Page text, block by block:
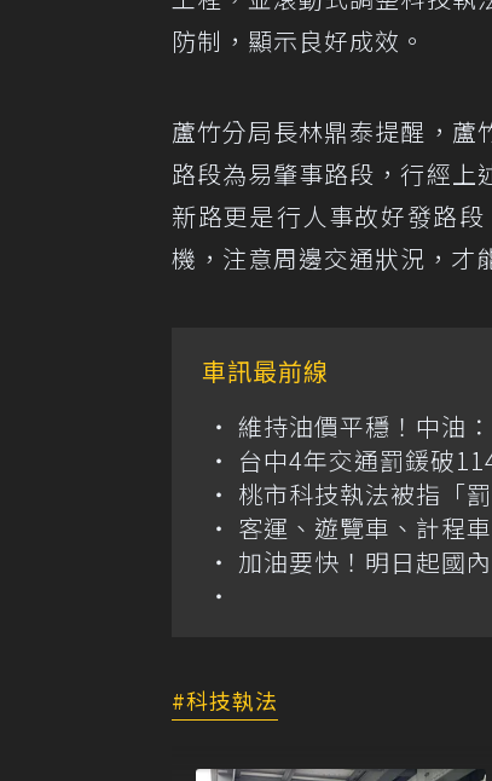
防制，顯示良好成效。
蘆竹分局長林鼎泰提醒，蘆
路段為易肇事路段，行經上
新路更是行人事故好發路
機，注意周邊交通狀況，才
車訊最前線
維持油價平穩！中油
台中4年交通罰鍰破
桃市科技執法被指「
客運、遊覽車、計程
加油要快！明日起國
科技執法